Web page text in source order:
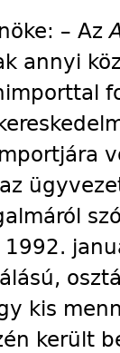
– Az
annyi
kis
került